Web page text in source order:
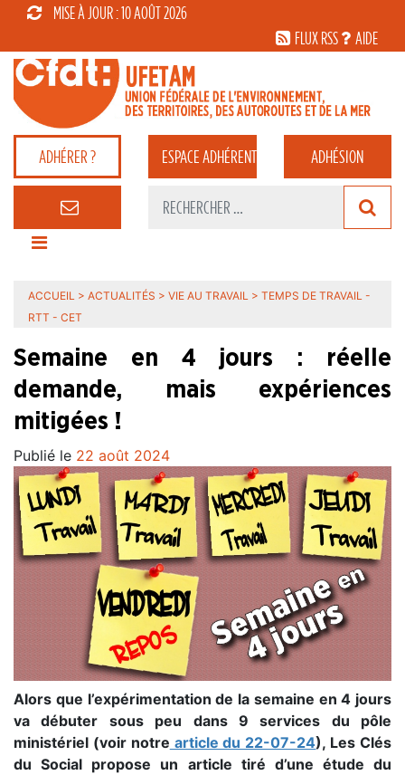
MISE À JOUR : 10 AOÛT 2026
FLUX RSS
AIDE
ADHÉRER ? ESPACEADHÉRENT ADHÉSION
ACCUEIL > ACTUALITÉS > VIE AU TRAVAIL > TEMPS DE TRAVAIL -
RTT - CET
Semaine en 4 jours : réelle
demande, mais expériences
mitigées !
Publié le 22 août 2024
Alors que l’expérimentation de la semaine en 4 jours
va débuter sous peu dans 9 services du pôle
ministériel (voir notre article du 22-07-24), Les Clés
du Social propose un article tiré d’une étude du